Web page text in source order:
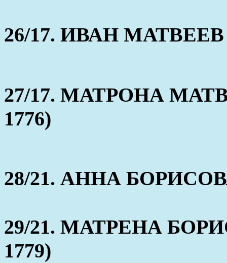
26/17. ИВАН МАТВЕЕВ
27/17. МАТРОНА
1776)
28/21. АННА БОРИСОВА
29/21. МАТРЕНА
1779)